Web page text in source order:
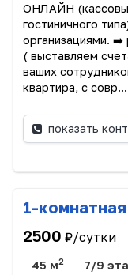
ОНЛАЙН
гостиничного
организациями. ➡️
( выставляем
ваших сотрудников)
квартира, с совр...
показать
1-
2500 ₽/сутки
45 м2 7/9